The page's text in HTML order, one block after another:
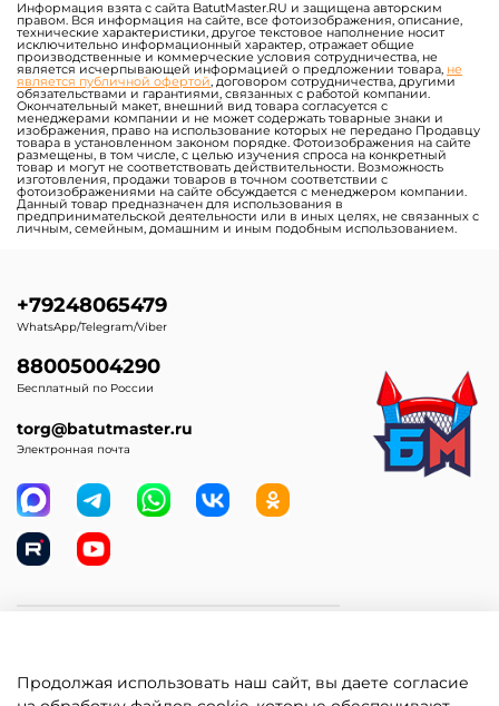
Информация взята с сайта BatutMaster.RU и защищена авторским
правом. Вся информация на сайте, все фотоизображения, описание,
технические характеристики, другое текстовое наполнение носит
исключительно информационный характер, отражает общие
производственные и коммерческие условия сотрудничества, не
является исчерпывающей информацией о предложении товара, не
является публичной офертой, договором сотрудничества, другими
обязательствами и гарантиями, связанных с работой компании.
Окончательный макет, внешний вид товара согласуется с
менеджерами компании и не может содержать товарные знаки и
изображения, право на использование которых не передано Продавцу
товара в установленном законом порядке. Фотоизображения на сайте
размещены, в том числе, с целью изучения спроса на конкретный
товар и могут не соответствовать действительности. Возможность
изготовления, продажи товаров в точном соответствии с
фотоизображениями на сайте обсуждается с менеджером компании.
Данный товар предназначен для использования в
предпринимательской деятельности или в иных целях, не связанных с
личным, семейным, домашним и иным подобным использованием.
Клиентам
+79248065479
WhatsApp/Telegram/Viber
88005004290
Бесплатный по России
torg@batutmaster.ru
Электронная почта
Продолжая использовать наш сайт, вы даете согласие